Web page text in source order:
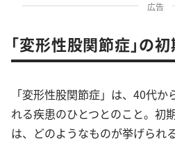
広告
「変形性股関節症」の
「変形性股関節症」は、40代
れる疾患のひとつとのこと。初
は、どのようなものが挙げられ